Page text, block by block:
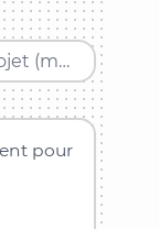
Surface du projet (m²) *
pour